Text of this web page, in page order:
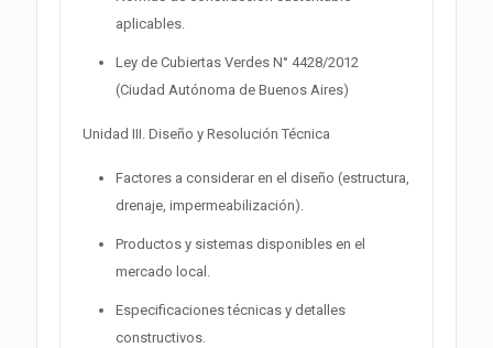
aplicables.
Ley de Cubiertas Verdes N° 4428/2012
(Ciudad Autónoma de Buenos Aires)
Unidad III. Diseño y Resolución Técnica
Factores a considerar en el diseño (estructura,
drenaje, impermeabilización).
Productos y sistemas disponibles en el
mercado local.
Especificaciones técnicas y detalles
constructivos.